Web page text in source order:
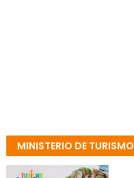
MINISTERIO DE TURISMO